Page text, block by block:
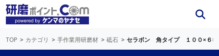
TOP カテゴリ 手作業用研磨材 砥石 セラボン 角タイプ １００×６×